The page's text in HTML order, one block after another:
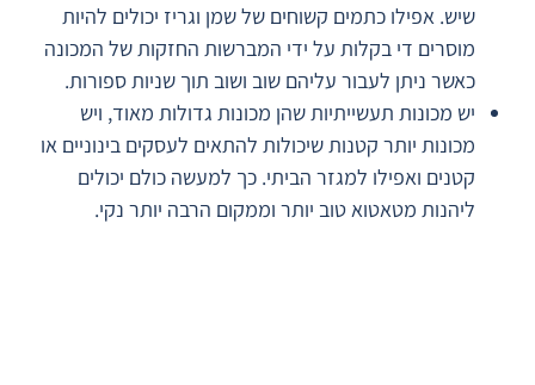
שיש. אפילו כתמים קשוחים של שמן וגריז יכולים להיות
מוסרים די בקלות על ידי המברשות החזקות של המכונה
כאשר ניתן לעבור עליהם שוב ושוב תוך שניות ספורות.
יש מכונות תעשייתיות שהן מכונות גדולות מאוד, ויש
מכונות יותר קטנות שיכולות להתאים לעסקים בינוניים או
קטנים ואפילו למגזר הביתי. כך למעשה כולם יכולים
ליהנות מטאטוא טוב יותר וממקום הרבה יותר נקי.